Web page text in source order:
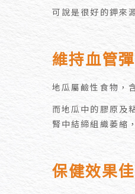
可說是很好的鉀來
維持血管
地瓜屬鹼性食物，
而地瓜中的膠原及
腎中結締組織萎縮
保健效果佳